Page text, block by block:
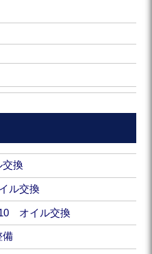
換
ル交換
オイル交換